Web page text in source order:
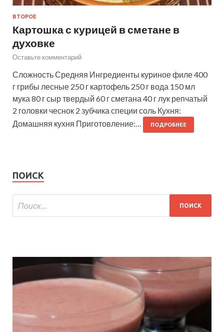
ВТОРОЕ
Картошка с курицей в сметане в
духовке
Оставьте комментарий
Сложность Средняя Ингредиенты куриное филе 400
г грибы лесные 250 г картофель 250 г вода 150 мл
мука 80 г сыр твердый 60 г сметана 40 г лук репчатый
2 головки чеснок 2 зубчика специи соль Кухня:
Домашняя кухня Приготовление:…
ПОДРОБНЕЕ
ПОИСК